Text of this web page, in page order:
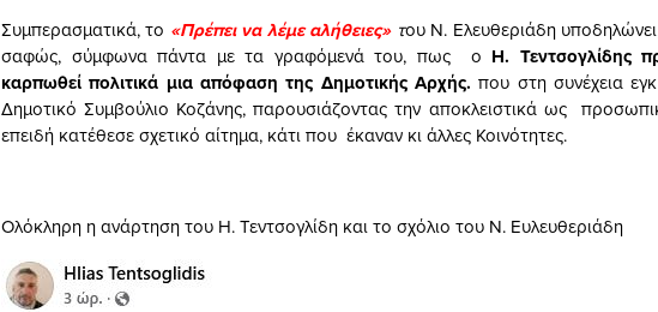
Συμπερασματικά, το «Πρέπει να λέμε αλήθειες» του Ν. Ελευθεριάδη
σαφώς, σύμφωνα πάντα με τα γραφόμενά του, πως ο Η. Τεντσογλίδης
καρπωθεί πολιτικά μια απόφαση της Δημοτικής Αρχής. που στη συνέχεια
Δημοτικό Συμβούλιο Κοζάνης, παρουσιάζοντας την αποκλειστικά ως
επειδή κατέθεσε σχετικό αίτημα, κάτι που έκαναν κι άλλες Κοινότητες.
Oλόκληρη η ανάρτηση του Η. Τεντσογλίδη και το σχόλιο του Ν. Ευλευθεριάδη